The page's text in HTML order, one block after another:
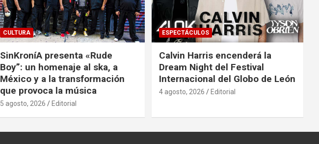
CULTURA
SinKroníA presenta «Rude
Boy”: un homenaje al ska, a
México y a la transformación
que provoca la música
5 agosto, 2026 Editorial
ESPECTÁCULOS
Calvin Harris encenderá la
Dream Night del Festival
Internacional del Globo de León
4 agosto, 2026 Editorial